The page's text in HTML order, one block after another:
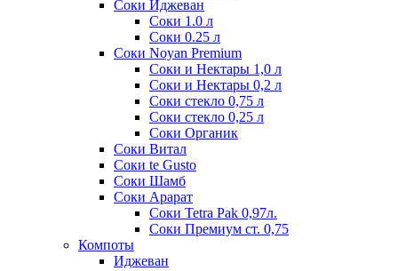
Соки Иджеван
Соки 1.0 л
Соки 0.25 л
Соки Noyan Premium
Соки и Нектары 1,0 л
Соки и Нектары 0,2 л
Соки стекло 0,75 л
Соки стекло 0,25 л
Соки Органик
Соки Витал
Соки te Gusto
Соки Шамб
Соки Арарат
Соки Tetra Pak 0,97л.
Соки Премиум ст. 0,75
Компоты
Иджеван